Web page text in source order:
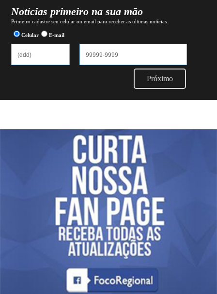
Notícias primeiro na sua mão
Primeiro cadastre seu celular ou email para receber as ultimas notícias.
Celular E-mail
Próximo